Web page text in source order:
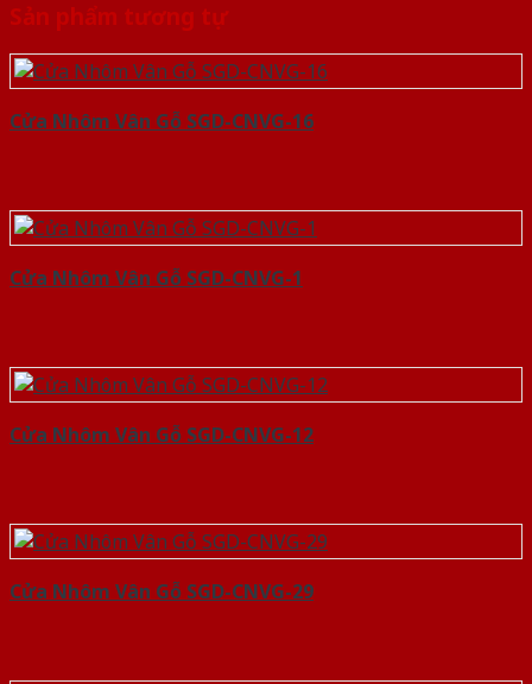
Sản phẩm tương tự
Cửa Nhôm Vân Gỗ SGD-CNVG-16
Cửa Nhôm Vân Gỗ SGD-CNVG-1
Cửa Nhôm Vân Gỗ SGD-CNVG-12
Cửa Nhôm Vân Gỗ SGD-CNVG-29